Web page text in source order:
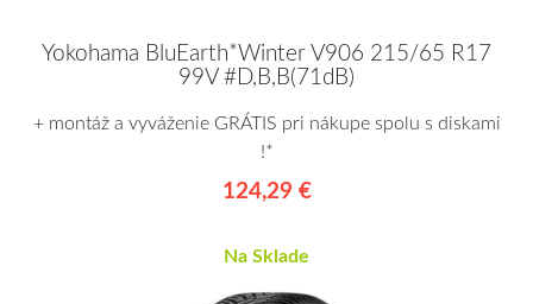
Yokohama BluEarth*Winter V906 215/65 R17
99V #D,B,B(71dB)
+ montáž a vyváženie GRÁTIS pri nákupe spolu s diskami
!*
124,29 €
Na Sklade